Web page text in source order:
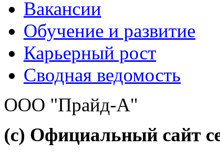
Вакансии
Обучение и развитие
Карьерный рост
Сводная ведомость
ООО "Прайд-А"
(с) Официальный сайт